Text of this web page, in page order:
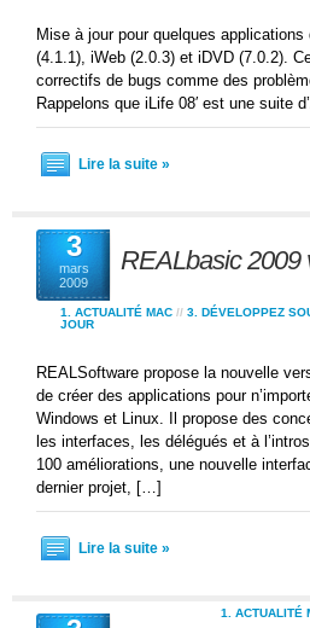
Mise à jour pour quelques
(4.1.1), iWeb (2.0.3) et iDVD (7.0.2).
correctifs de bugs comme des
Rappelons que iLife 08′ est une suite
Lire la suite »
3
mars
2009
1. ACTUALITÉ MAC // 3. DÉVELOPPEZ
JOUR
REALbasic 2009
REALSoftware propose la nouvelle
de créer des applications pour
Windows et Linux. Il propose des
les interfaces, les délégués et à
100 améliorations, une nouvelle
dernier projet, […]
Lire la suite »
1. ACTUALITÉ